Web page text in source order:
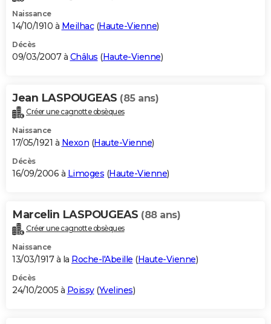
Naissance
14/10/1910 à Meilhac(Haute-Vienne)
Décès
09/03/2007 à Châlus (Haute-Vienne)
Jean LASPOUGEAS (85 ans)
Créer une cagnotte obsèques
Naissance
17/05/1921 à Nexon (Haute-Vienne)
Décès
16/09/2006 à Limoges (Haute-Vienne)
Marcelin LASPOUGEAS (88 ans)
Créer une cagnotte obsèques
Naissance
13/03/1917 à la Roche-l'Abeille (Haute-Vienne)
Décès
24/10/2005 à Poissy(Yvelines)